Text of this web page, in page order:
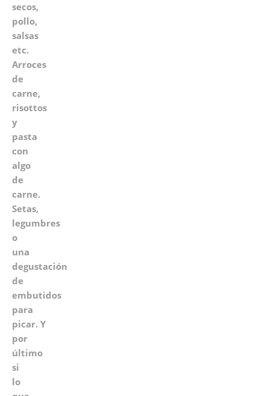
secos,
pollo,
salsas
etc.
Arroces
de
carne,
risottos
y
pasta
con
algo
de
carne.
Setas,
legumbres
o
una
degustación
de
embutidos
para
picar. Y
por
último
si
lo